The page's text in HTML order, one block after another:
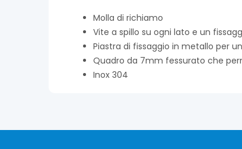
Molla di richiamo
Vite a spillo su ogni lato e un
Piastra di fissaggio in metallo per
Quadro da 7mm fessurato che
Inox 304